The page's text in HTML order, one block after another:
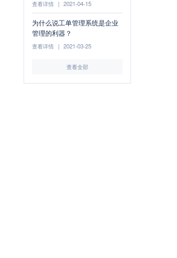
查看详情 | 2021-04-15
为什么说工单管理系统是企业
管理的利器？
查看详情 | 2021-03-25
查看全部